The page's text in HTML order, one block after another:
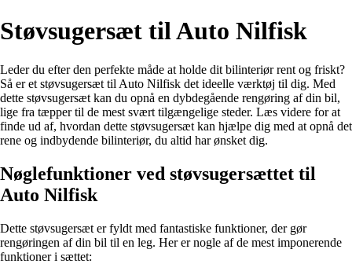
Støvsugersæt til Auto Nilfisk
Leder du efter den perfekte måde at holde dit bilinteriør rent og friskt?
Så er et støvsugersæt til Auto Nilfisk det ideelle værktøj til dig. Med
dette støvsugersæt kan du opnå en dybdegående rengøring af din bil,
lige fra tæpper til de mest svært tilgængelige steder. Læs videre for at
finde ud af, hvordan dette støvsugersæt kan hjælpe dig med at opnå det
rene og indbydende bilinteriør, du altid har ønsket dig.
Nøglefunktioner ved støvsugersættet til
Auto Nilfisk
Dette støvsugersæt er fyldt med fantastiske funktioner, der gør
rengøringen af din bil til en leg. Her er nogle af de mest imponerende
funktioner i sættet: